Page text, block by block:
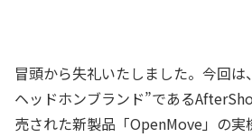
冒頭から失礼いたしました。今回
ヘッドホンブランド”である
売された新製品「OpenMove」の実